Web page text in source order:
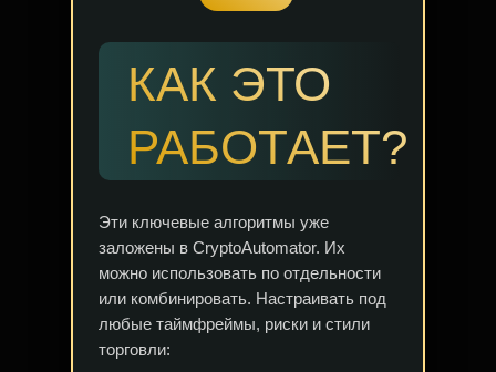
КАК ЭТО
РАБОТАЕТ?
Эти ключевые алгоритмы уже
заложены в CryptoAutomator. Их
можно использовать по отдельности
или комбинировать. Настраивать под
любые таймфреймы, риски и стили
торговли: